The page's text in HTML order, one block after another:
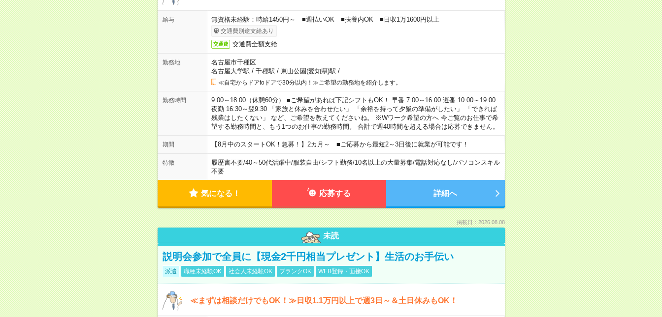
給与 無資格未経験：時給1450円～ ■週払いOK ■扶養内OK ■日収1万1600円以上
交通費別途支給あり
交通費 交通費全額支給
勤務地
名古屋市千種区
名古屋大学駅 / 千種駅 / 東山公園(愛知県)駅 /
≪自宅からドアtoドアで30分以内！≫ご希望の勤務地を紹介します。
勤務時間
9:00～18:00（休憩60分） ■ご希望があれば下記シフトもOK！ 早番 7:00～16:00 遅番 10:00～19:00
夜勤 16:30～翌9:30 「家族と休みを合わせたい」 「余裕を持って夕飯の準備がしたい」 「できれば
残業はしたくない」 など、ご希望を教えてくださいね。 ※Wワーク希望の方へ 今ご覧のお仕事で希
望する勤務時間と、もう1つのお仕事の勤務時間。 合計で週40時間を超える場合は応募できません。
期間 【8月中のスタートOK！急募！】2カ月～ ■ご応募から最短2～3日後に就業が可能です！
特徴 履歴書不要/40～50代活躍中/服装自由/シフト勤務/10名以上の大量募集/電話対応なし/パソコンスキル
不要
気になる！ 応募する 詳細へ
掲載日：2026.08.08
未読
説明会参加で全員に【現金2千円相当プレゼント】生活のお手伝い
派遣 職種未経験OK 社会人未経験OK ブランクOK WEB登録・面接OK
≪まずは相談だけでもOK！≫日収1.1万円以上で週3日～＆土日休みもOK！